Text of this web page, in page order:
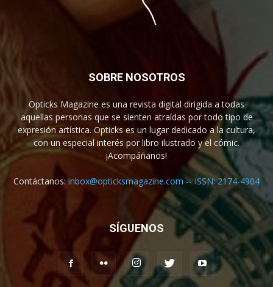
SOBRE NOSOTROS
Opticks Magazine es una revista digital dirigida a todas
aquellas personas que se sienten atraídas por todo tipo de
expresión artística. Opticks es un lugar dedicado a la cultura,
con un especial interés por libro ilustrado y el cómic.
¡Acompáñanos!
Contáctanos:inbox@opticksmagazine.com -- ISSN: 2174-4904
SÍGUENOS